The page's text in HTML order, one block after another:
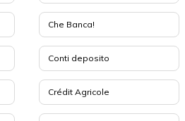
Che Banca!
Conti deposito
Crédit Agricole